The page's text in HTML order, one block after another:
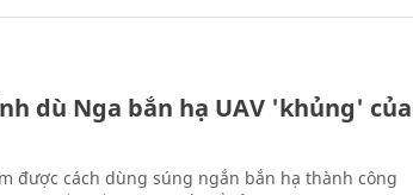
dù Nga bắn hạ UAV 'khủng' của
được cách dùng súng ngắn bắn hạ thành công